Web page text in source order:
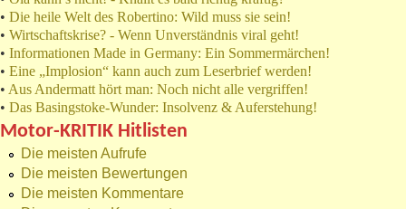
• Die heile Welt des Robertino: Wild muss sie sein!
• Wirtschaftskrise? - Wenn Unverständnis viral geht!
• Informationen Made in Germany: Ein Sommermärchen!
• Eine „Implosion“ kann auch zum Leserbrief werden!
• Aus Andermatt hört man: Noch nicht alle vergriffen!
• Das Basingstoke-Wunder: Insolvenz & Auferstehung!
Motor-KRITIK Hitlisten
Die meisten Aufrufe
Die meisten Bewertungen
Die meisten Kommentare